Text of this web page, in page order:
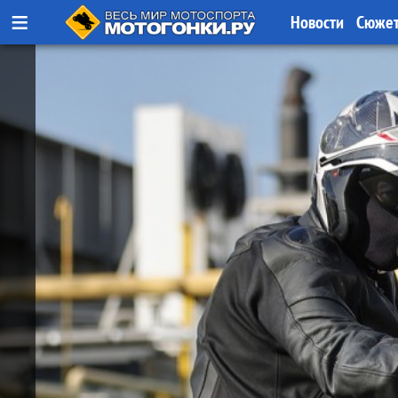
≡ Новости